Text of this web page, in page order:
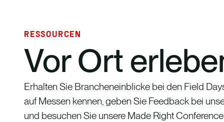
RESSOURCEN
Vor Ort
Erhalten Sie Brancheneinblicke bei den Field
auf Messen kennen, geben Sie Feedback bei
und besuchen Sie unsere Made Right